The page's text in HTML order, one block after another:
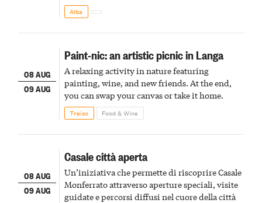
Alba
08 AUG
09 AUG
Paint-nic: an artistic picnic in Langa
A relaxing activity in nature featuring
painting, wine, and new friends. At the end,
you can swap your canvas or take it home.
Treiso Food & Wine
08 AUG
09 AUG
Casale città aperta
Un’iniziativa che permette di riscoprire Casale
Monferrato attraverso aperture speciali, visite
guidate e percorsi diffusi nel cuore della città